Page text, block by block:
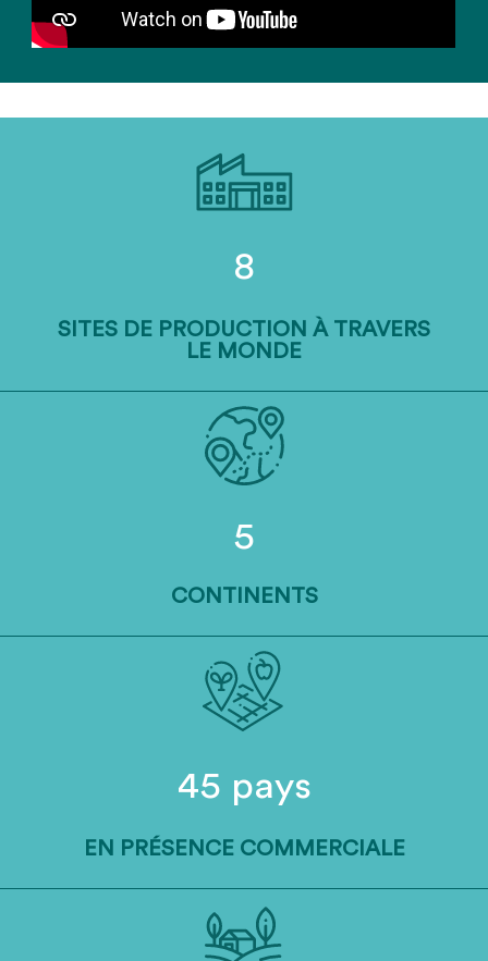
8
SITES DE PRODUCTION À TRAVERS
LE MONDE
5
CONTINENTS
45 pays
EN PRÉSENCE COMMERCIALE